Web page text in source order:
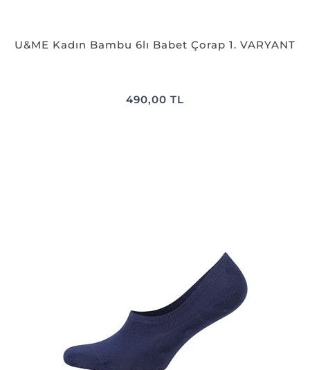
U&ME Kadın Bambu 6lı Babet Çorap 1. VARYANT
490,00 TL